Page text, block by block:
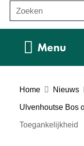
o
e
Zoeken
Menu
Home Nieuws
Ulvenhoutse Bos
Toegankelijkheid